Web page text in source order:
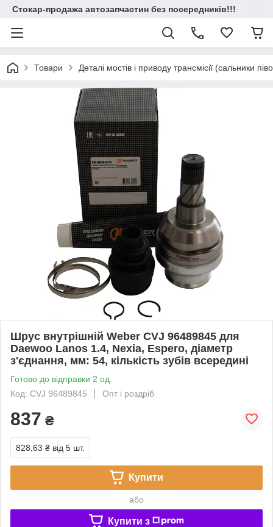
Стокар-продажа автозапчастин без посередників!!!
Товари Деталі мостів і приводу трансмісії (сальники
Шрус внутрішній Weber CVJ 96489845 для
Daewoo Lanos 1.4, Nexia, Espero, діаметр
з'єднання, мм: 54, кількість зубів всередині
Готово до відправки 2 од.
Код: CVJ 96489845
Опт і роздріб
837 ₴
828,63 ₴ від 5 шт.
Купити
або
Купити з